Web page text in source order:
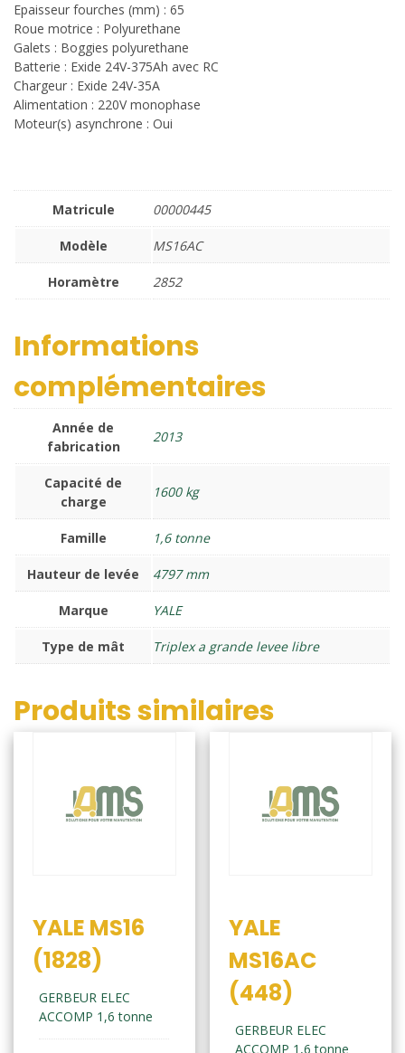
Epaisseur fourches (mm) : 65
Roue motrice : Polyurethane
Galets : Boggies polyurethane
Batterie : Exide 24V-375Ah avec RC
Chargeur : Exide 24V-35A
Alimentation : 220V monophase
Moteur(s) asynchrone : Oui
Matricule 00000445
Modèle MS16AC
Horamètre 2852
Informations
complémentaires
Année de
fabrication
2013
Capacité de
charge
1600 kg
Famille 1,6 tonne
Hauteur de levée 4797 mm
Marque YALE
Type de mât Triplex a grande levee libre
Produits similaires
YALE MS16
(1828)
GERBEUR ELEC
ACCOMP 1,6 tonne
YALE
MS16AC
(448)
GERBEUR ELEC
ACCOMP 1,6 tonne